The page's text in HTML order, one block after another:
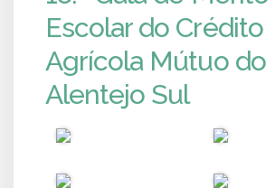
Escolar do Crédito
Agrícola Mútuo do
Alentejo Sul